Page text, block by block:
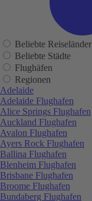
Beliebte Reiseländer
Beliebte Städte
Flughäfen
Regionen
Adelaide
Adelaide Flughafen
Alice Springs Flughafen
Auckland Flughafen
Avalon Flughafen
Ayers Rock Flughafen
Ballina Flughafen
Blenheim Flughafen
Brisbane Flughafen
Broome Flughafen
Bundaberg Flughafen